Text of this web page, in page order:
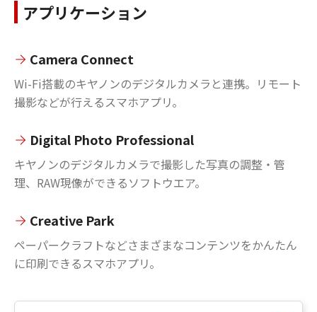
アプリケーション
Camera Connect
Wi-Fi搭載のキヤノンのデジタルカメラと連携。リモート
撮影などが行えるスマホアプリ。
Digital Photo Professional
キヤノンのデジタルカメラで撮影した写真の調整・管
理、RAW現像ができるソフトウエア。
Creative Park
ペーパークラフトなどさまざまなコンテンツをかんたん
に印刷できるスマホアプリ。